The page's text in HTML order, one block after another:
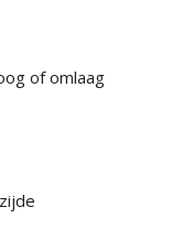
of omlaag